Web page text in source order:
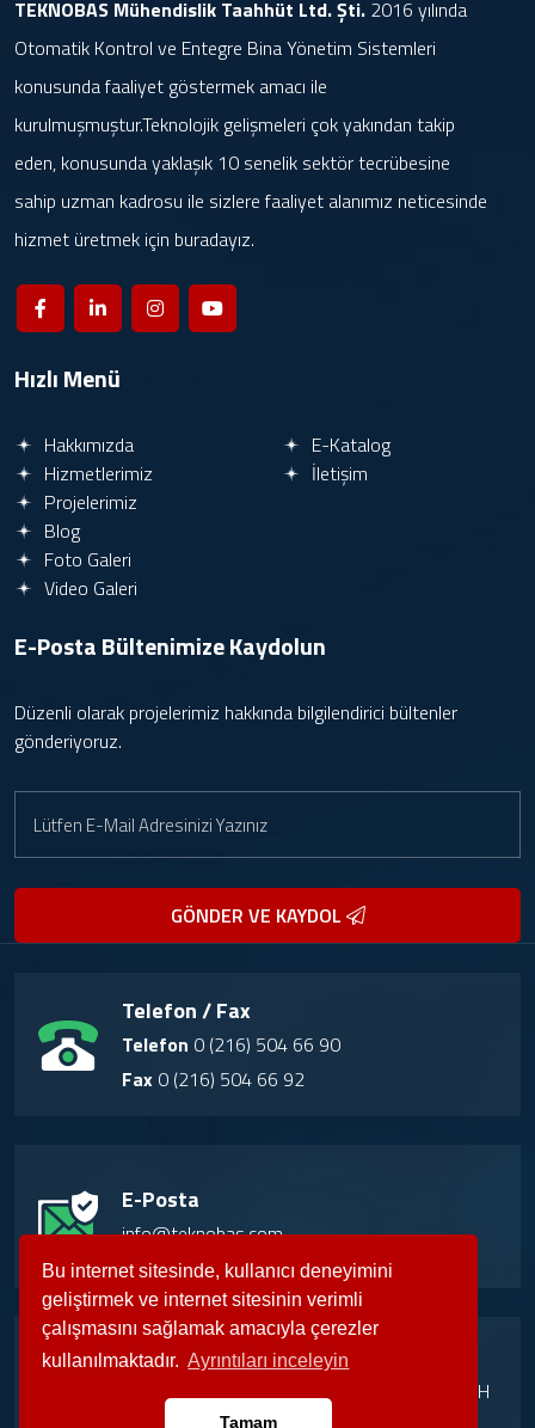
Bu internet sitesinde, kullanıcı deneyimini
geliştirmek ve internet sitesinin verimli
çalışmasını sağlamak amacıyla çerezler
kullanılmaktadır. Ayrıntıları inceleyin
Tamam
TEKNOBAS Mühendislik Taahhüt Ltd. Şti. 2016 yılında
Otomatik Kontrol ve Entegre Bina Yönetim Sistemleri
konusunda faaliyet göstermek amacı ile
kurulmuşmuştur.Teknolojik gelişmeleri çok yakından takip
eden, konusunda yaklaşık 10 senelik sektör tecrübesine
sahip uzman kadrosu ile sizlere faaliyet alanımız neticesinde
hizmet üretmek için buradayız.
Hızlı Menü
Hakkımızda
Hizmetlerimiz
Projelerimiz
Blog
Foto Galeri
Video Galeri
E-Katalog
İletişim
E-Posta BültenimizeKaydolun
Düzenli olarak projelerimiz hakkında bilgilendirici bültenler
gönderiyoruz.
GÖNDER VE KAYDOL
Telefon / Fax
Telefon 0 (216) 504 66 90
Fax 0 (216) 504 66 92
E-Posta
info@teknobas.com
Adres
Girne Mah. Irmaklar Sok. Küçükyalı İş Merkezi H
Blok No:2 Maltepe/İstanbul